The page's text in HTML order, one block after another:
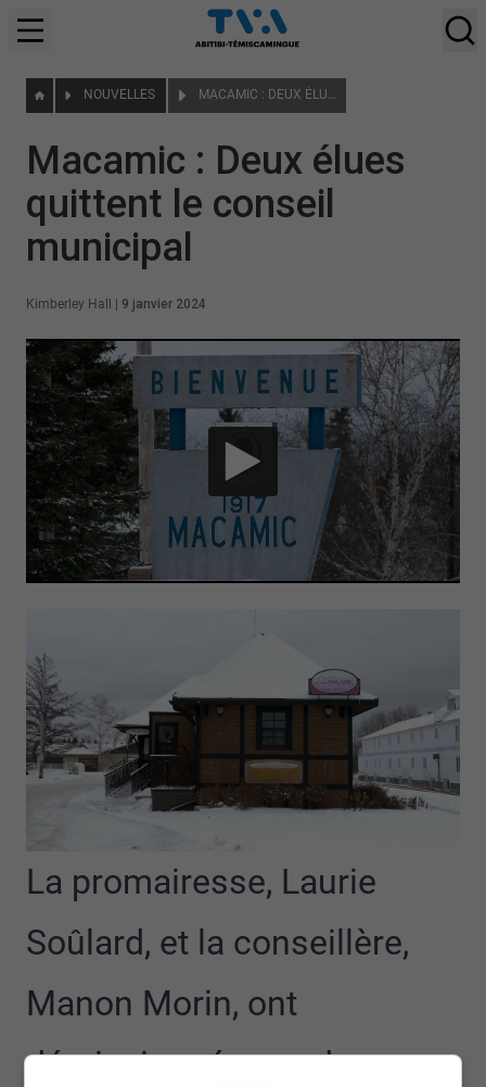
NOUVELLES MACAMIC : DEUX ÉLUES QUITTENT LE CONSEIL MUNICIPAL
Macamic : Deux élues
quittent le conseil
municipal
Kimberley Hall 9 janvier 2024
La promairesse, Laurie
Soûlard, et la conseillère,
Manon Morin, ont
démissionné pour des